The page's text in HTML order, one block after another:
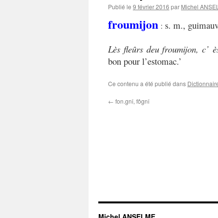
Publié le 9 février 2016 par Michel
froumijon : s. m.,
Lès fleûrs deu froumijon, c’
bon pour l’estomac.’
Ce contenu a été publié dans
← fon.gnî, fôgnî